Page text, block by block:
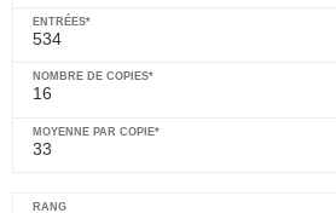
534
16
33